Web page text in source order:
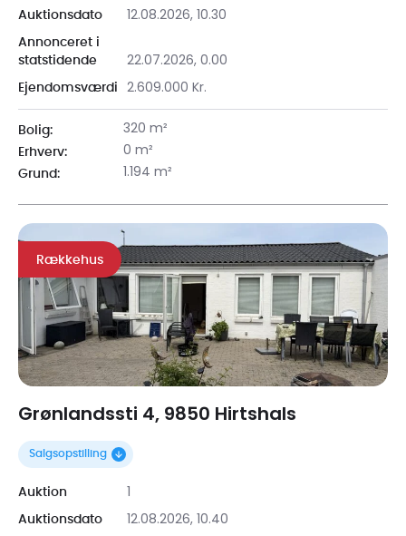
Auktionsdato 12.08.2026, 10.30
Annonceret i
statstidende
22.07.2026, 0.00
Ejendomsværdi 2.609.000 Kr.
Bolig: 320 m²
Erhverv: 0 m²
Grund: 1.194 m²
Rækkehus
Grønlandssti 4, 9850 Hirtshals
Salgsopstilling
Auktion 1
Auktionsdato 12.08.2026, 10.40